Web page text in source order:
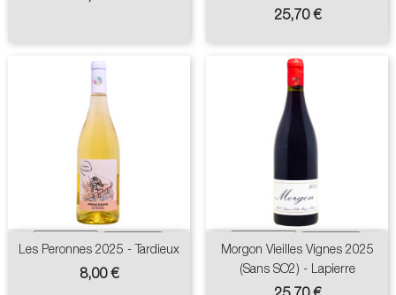
Prix
25,70 €
Les Peronnes 2025 - Tardieux
Prix
8,00 €
Morgon Vieilles Vignes 2025
(sans SO2) - Lapierre
Prix